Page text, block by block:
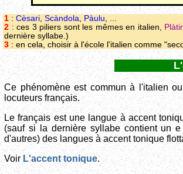
1 : Cèsari, Scàndola, Pàulu, ...
2 : ces 3 piliers sont les mêmes en italien,
dernière syllabe.)
3 : en cela, choisir à l'école l'italien comme
Ce phénomène est commun à l'italien
locuteurs français.
Le français est une langue à accent
(sauf si la dernière syllabe contient un
d'autres) des langues à accent tonique
Voir L'accent tonique.